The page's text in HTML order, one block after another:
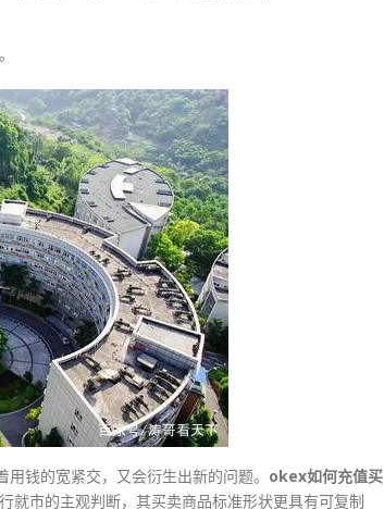
钱的宽紧交，又会衍生出新的问题。 okex如何充值买
就市的主观判断，其买卖商品标准形状更具有可复制